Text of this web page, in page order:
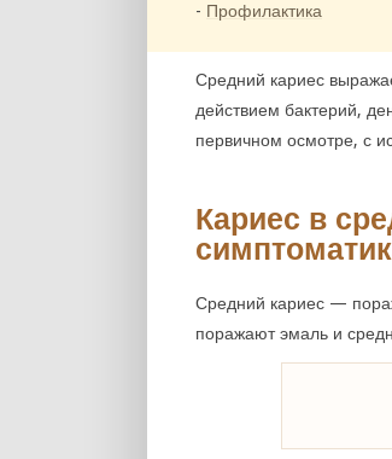
Профилактика
Средний кариес
действием бактерий,
первичном осмотре, с
Кариес в
Средний кариес —
поражают эмаль и